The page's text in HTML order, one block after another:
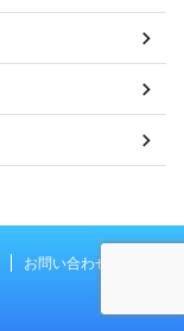
お問い合わせ